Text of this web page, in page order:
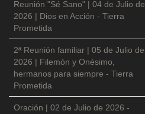
Reunión "Sé Sano" | 04 de Julio de
2026 | Dios en Acción - Tierra
Prometida
2ª Reunión familiar | 05 de Julio de
2026 | Filemón y Onésimo,
hermanos para siempre - Tierra
Prometida
Oración | 02 de Julio de 2026 -